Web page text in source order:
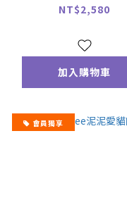
NT$2,580
加入購物車
會員獨享